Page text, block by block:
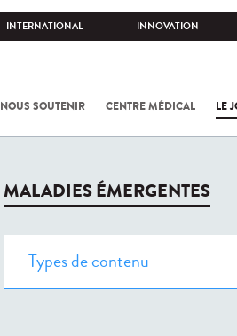
INTERNATIONAL INNOVATION
NOUS SOUTENIR CENTRE MÉDICAL LE
MALADIES ÉMERGENTES